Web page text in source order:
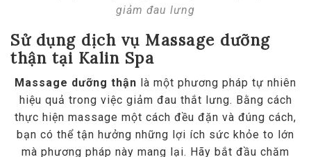
giảm đau lưng
Sử dụng dịch vụ Massage dưỡng
thận tại Kalin Spa
Massage dưỡng thận là một phương pháp tự nhiên
hiệu quả trong việc giảm đau thắt lưng. Bằng cách
thực hiện massage một cách đều đặn và đúng cách,
bạn có thể tận hưởng những lợi ích sức khỏe to lớn
mà phương pháp này mang lại. Hãy bắt đầu chăm